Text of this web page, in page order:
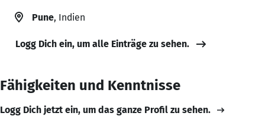
Pune, Indien
Logg Dich ein, um alle Einträge zu sehen.
Fähigkeiten und Kenntnisse
Logg Dich jetzt ein, um das ganze Profil zu sehen.